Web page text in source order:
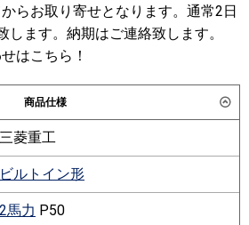
らお取り寄せとなります。通常2日
します。納期はご連絡致します。
はこちら！
商品仕様
三菱重工
ビルトイン形
2馬力 P50